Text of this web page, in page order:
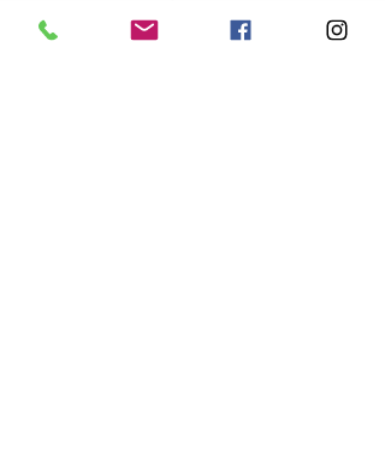
trotzdem, denn Mascha hat Geburtstag.